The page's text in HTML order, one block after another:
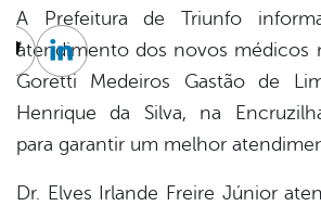
A Prefeitura de Triunfo
atendimento dos novos médicos
Goretti Medeiros Gastão de
Henrique da Silva, na
para garantir um melhor
Dr. Elves Irlande Freire Júnior
Twitter
Linkedin